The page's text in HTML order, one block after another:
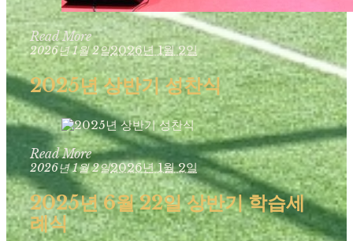
Read More
2026년 1월 2일2026년 1월 2일
2025년 상반기 성찬식
Read More
2026년 1월 2일2026년 1월 2일
2025년 6월 22일 상반기 학습세
례식